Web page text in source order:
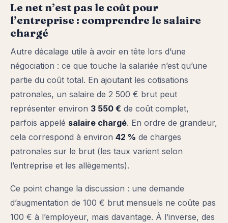
Le net n’est pas le coût pour
l’entreprise : comprendre le salaire
chargé
Autre décalage utile à avoir en tête lors d’une
négociation : ce que touche la salariée n’est qu’une
partie du coût total. En ajoutant les cotisations
patronales, un salaire de 2 500 € brut peut
représenter environ 3 550 € de coût complet,
parfois appelé salaire chargé. En ordre de grandeur,
cela correspond à environ 42 % de charges
patronales sur le brut (les taux varient selon
l’entreprise et les allègements).
Ce point change la discussion : une demande
d’augmentation de 100 € brut mensuels ne coûte pas
100 € à l’employeur, mais davantage. À l’inverse, des